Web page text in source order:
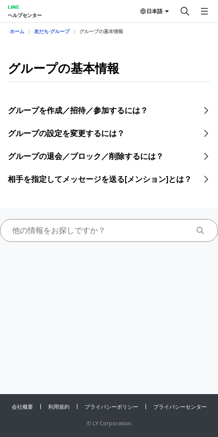
LINE
ヘルプセンター
日本語
ホーム 友だち⋅グループ グループの基本情報
グループの基本情報
グループを作成／招待／参加するには？
グループの設定を変更するには？
グループの退会／ブロック／削除するには？
相手を指定してメッセージを送る[メンション]とは？
会社概要 利用規約 プライバシーポリシー プライバシーセンター
© LY Corporation